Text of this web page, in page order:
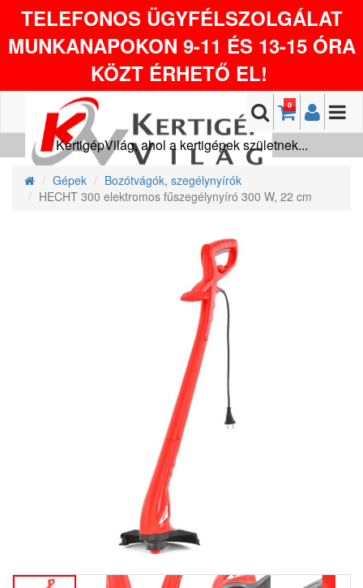
TELEFONOS ÜGYFÉLSZOLGÁLAT
MUNKANAPOKON 9-11 ÉS 13-15 ÓRA
KÖZT ÉRHETŐ EL!
0
KertigépVilág, ahol a kertigépek születnek...
Gépek
Bozótvágók, szegélynyírók
HECHT 300 elektromos fűszegélynyíró 300 W, 22 cm